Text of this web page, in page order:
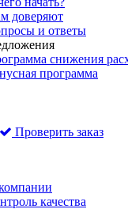
доверяют
и ответы
снижения
программа
Проверить заказ
качества